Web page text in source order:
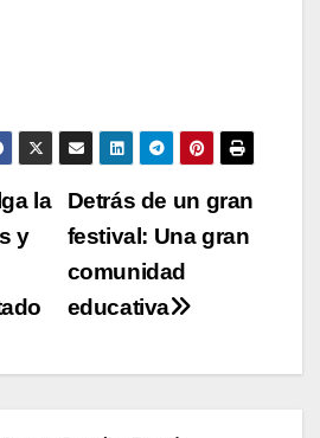
Detrás de un gran
festival: Una gran
comunidad
educativa
la
y